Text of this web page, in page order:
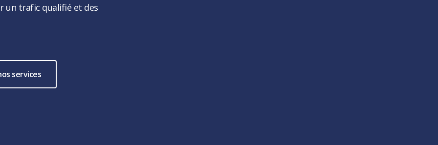
un trafic qualifié et des
services